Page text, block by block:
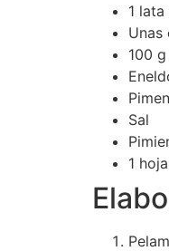
1
Unas
100
Sal
1